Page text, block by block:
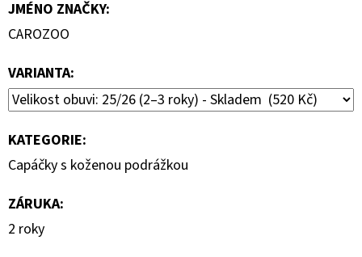
JMÉNO ZNAČKY:
CAROZOO
VARIANTA:
KATEGORIE:
Capáčky s koženou podrážkou
ZÁRUKA:
2 roky